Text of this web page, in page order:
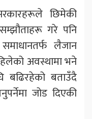
छिमेकी
गरे पनि
लैजान
अवस्थामा भने
बढिरहेको बताउँदै
जोड दिएकी